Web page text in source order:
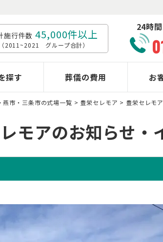
施行件数 45,000件以上
（2011~2021 グループ合計）
24時
探す 葬儀の費用 お
燕市・三条市の式場一覧 > 豊栄セレモア > 豊栄セレモ
モアのお知らせ・